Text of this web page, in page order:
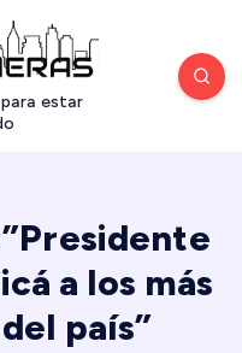
estar
a los más
país”